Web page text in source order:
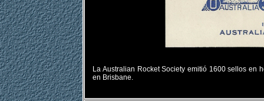
La Australian Rocket Society emitió 1600 sellos en
en Brisbane.